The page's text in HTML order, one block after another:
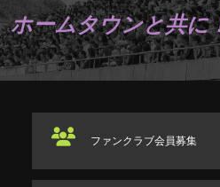
ホームタウンと共に
ファンクラブ会員募集